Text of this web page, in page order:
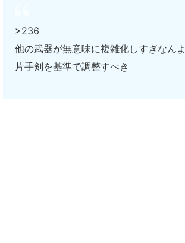
>236
他の武器が無意味に複雑化しすぎなんよ
片手剣を基準で調整すべき